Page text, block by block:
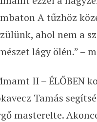
A tűzhöz
ahol nem a
lágy ölén.” –
II – ÉLŐBEN
Tamás
masterelte.